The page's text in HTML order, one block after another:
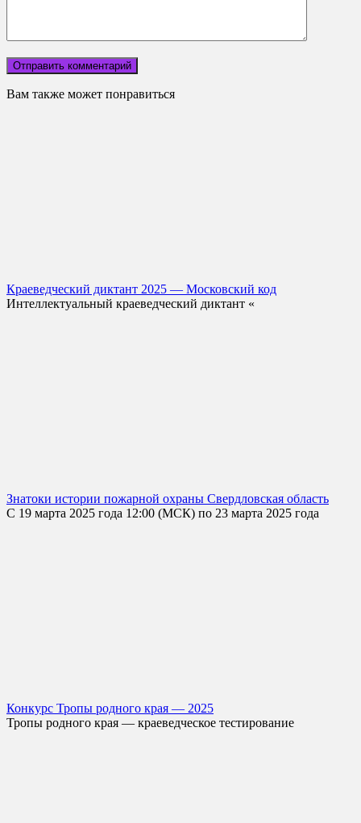
Вам также может понравиться
Краеведческий диктант 2025 — Московский код
Интеллектуальный краеведческий диктант «
Знатоки истории пожарной охраны Свердловская область
С 19 марта 2025 года 12:00 (МСК) по 23 марта 2025 года
Конкурс Тропы родного края — 2025
Тропы родного края — краеведческое тестирование